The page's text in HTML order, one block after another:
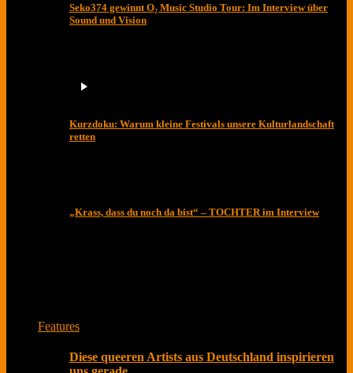
Seko374 gewinnt O₂ Music Studio Tour: Im Interview über
Sound und Vision
Kurzdoku: Warum kleine Festivals unsere Kulturlandschaft
retten
„Krass, dass du noch da bist“ – TOCHTER im Interview
Features
Diese queeren Artists aus Deutschland inspirieren